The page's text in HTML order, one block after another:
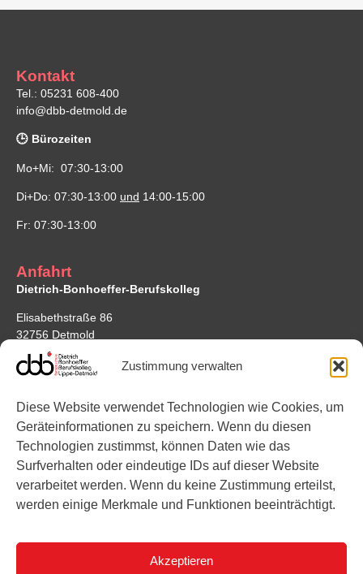
Zustimmung verwalten
Diese Website verwendet Technologien wie Cookies, um
Geräteinformationen zu speichern. Wenn du diesen
Technologien zustimmst, können Daten wie das
Surfverhalten oder eindeutige IDs auf dieser Website
verarbeitet werden. Wenn du keine Zustimmung erteilst,
werden einige Merkmale und Funktionen beeinträchtigt.
Akzeptieren
Kontakt
Tel.: 05231 608-400
info@dbb-detmold.de
🕒 Bürozeiten
Mo+Mi: 07:30-13:00
Di+Do: 07:30-13:00 und 14:00-15:00
Fr: 07:30-13:00
Anfahrt
Dietrich-Bonhoeffer-Berufskolleg
Elisabethstraße 86
32756 Detmold
Google Maps
Bonhoefferstraße 7
Links